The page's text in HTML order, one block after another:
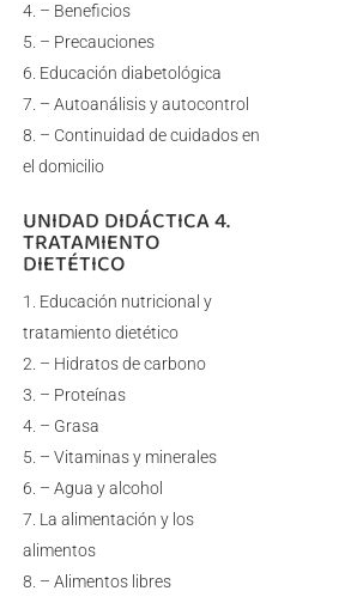
– Beneficios
– Precauciones
Educación diabetológica
– Autoanálisis y autocontrol
– Continuidad de cuidados en
el domicilio
UNIDAD DIDÁCTICA 4.
TRATAMIENTO
DIETÉTICO
Educación nutricional y
tratamiento dietético
– Hidratos de carbono
– Proteínas
– Grasa
– Vitaminas y minerales
– Agua y alcohol
La alimentación y los
alimentos
– Alimentos libres